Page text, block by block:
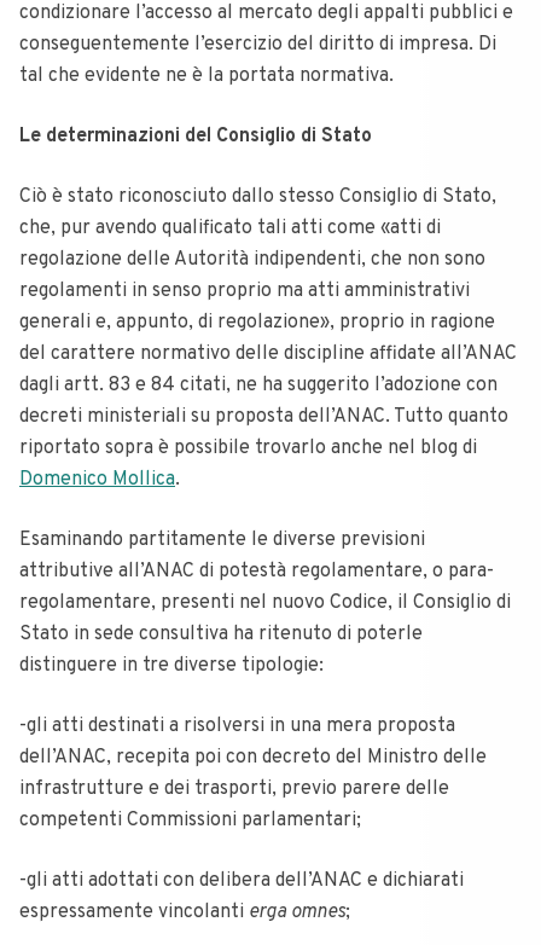
condizionare l’accesso al mercato degli appalti pubblici e
conseguentemente l’esercizio del diritto di impresa. Di
tal che evidente ne è la portata normativa.
Le determinazioni del Consiglio di Stato
Ciò è stato riconosciuto dallo stesso Consiglio di Stato,
che, pur avendo qualificato tali atti come «atti di
regolazione delle Autorità indipendenti, che non sono
regolamenti in senso proprio ma atti amministrativi
generali e, appunto, di regolazione», proprio in ragione
del carattere normativo delle discipline affidate all’ANAC
dagli artt. 83 e 84 citati, ne ha suggerito l’adozione con
decreti ministeriali su proposta dell’ANAC. Tutto quanto
riportato sopra è possibile trovarlo anche nel blog di
Domenico Mollica.
Esaminando partitamente le diverse previsioni
attributive all’ANAC di potestà regolamentare, o para-
regolamentare, presenti nel nuovo Codice, il Consiglio di
Stato in sede consultiva ha ritenuto di poterle
distinguere in tre diverse tipologie:
-gli atti destinati a risolversi in una mera proposta
dell’ANAC, recepita poi con decreto del Ministro delle
infrastrutture e dei trasporti, previo parere delle
competenti Commissioni parlamentari;
-gli atti adottati con delibera dell’ANAC e dichiarati
espressamente vincolanti erga omnes;